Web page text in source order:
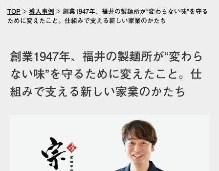
TOP > 導入事例 > 創業1947年、福井の製麺所が“変わらない味”を守る
ために変えたこと。仕組みで支える新しい家業のかたち
創業1947年、福井の製麺所が“変わら
ない味”を守るために変えたこと。仕
組みで支える新しい家業のかたち